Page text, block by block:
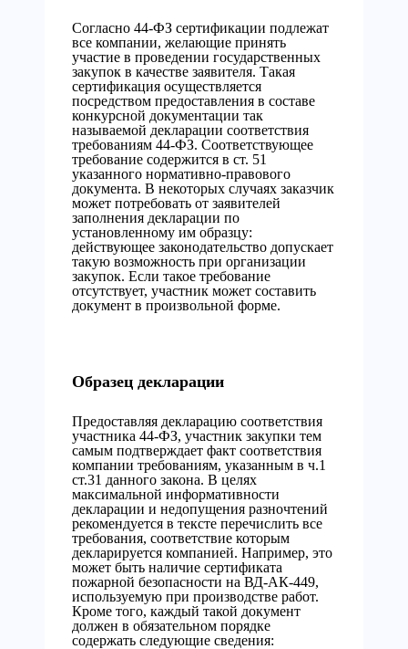
Согласно 44-ФЗ сертификации подлежат
все компании, желающие принять
участие в проведении государственных
закупок в качестве заявителя. Такая
сертификация осуществляется
посредством предоставления в составе
конкурсной документации так
называемой декларации соответствия
требованиям 44-ФЗ. Соответствующее
требование содержится в ст. 51
указанного нормативно-правового
документа. В некоторых случаях заказчик
может потребовать от заявителей
заполнения декларации по
установленному им образцу:
действующее законодательство допускает
такую возможность при организации
закупок. Если такое требование
отсутствует, участник может составить
документ в произвольной форме.
Образец декларации
Предоставляя декларацию соответствия
участника 44-ФЗ, участник закупки тем
самым подтверждает факт соответствия
компании требованиям, указанным в ч.1
ст.31 данного закона. В целях
максимальной информативности
декларации и недопущения разночтений
рекомендуется в тексте перечислить все
требования, соответствие которым
декларируется компанией. Например, это
может быть наличие сертификата
пожарной безопасности на ВД-АК-449,
используемую при производстве работ.
Кроме того, каждый такой документ
должен в обязательном порядке
содержать следующие сведения: